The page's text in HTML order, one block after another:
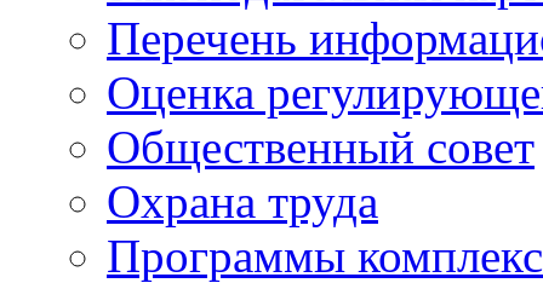
Перечень
Оценка
Общественный совет
Охрана труда
Программы